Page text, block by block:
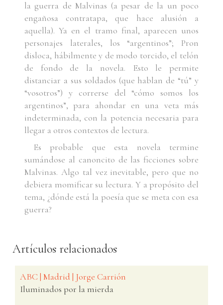
la guerra de Malvinas (a pesar de la un poco
engañosa contratapa, que hace alusión a
aquella). Ya en el tramo final, aparecen unos
personajes laterales, los “argentinos”; Pron
disloca, hábilmente y de modo torcido, el telón
de fondo de la novela. Esto le permite
distanciar a sus soldados (que hablan de “tú” y
“vosotros”) y correrse del “cómo somos los
argentinos”, para ahondar en una veta más
indeterminada, con la potencia necesaria para
llegar a otros contextos de lectura.
Es probable que esta novela termine
sumándose al canoncito de las ficciones sobre
Malvinas. Algo tal vez inevitable, pero que no
debiera momificar su lectura. Y a propósito del
tema, ¿dónde está la poesía que se meta con esa
guerra?
Artículos relacionados
ABC | Madrid | Jorge Carrión
Iluminados por la mierda